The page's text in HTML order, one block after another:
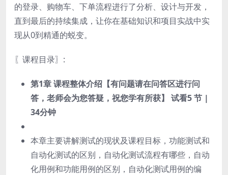
的登录、购物车、下单流程进行了分析、设计与开发，
直到最后的持续集成，让你在基础知识和项目实战中实
现从0到精通的蜕变。
〖课程目录〗:
第1章 课程整体介绍【有问题请在问答区进行问
答，老师会为您答疑，祝您学有所获】 试看5 节 |
34分钟
本章主要讲解测试的现状及课程目标，功能测试和
自动化测试的区别，自动化测试流程有哪些，自动
化用例和功能用例的区别，自动化测试用例的编